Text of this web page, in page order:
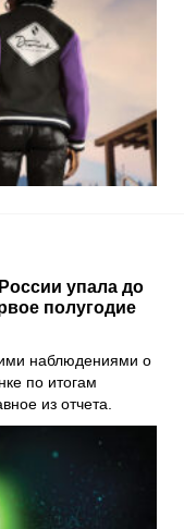
упала до
полугодие
наблюдениями о
по итогам
из отчета.